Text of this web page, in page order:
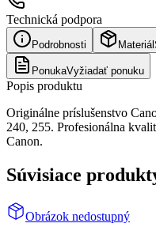
Technická podpora
Podrobnosti Materiál
PonukaVyžiadať ponuku
Popis produktu
Originálne príslušenstvo
240, 255. Profesionálna
Canon.
Súvisiace
Obrázok nedostupný